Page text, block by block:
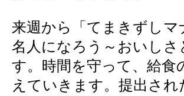
来週から「てまきずし
名人になろう～おいし
す。時間を守って、給食
えていきます。提出さ